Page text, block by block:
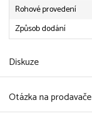
Rohové provedení
Způsob dodání
Diskuze
Otázka na prodavače